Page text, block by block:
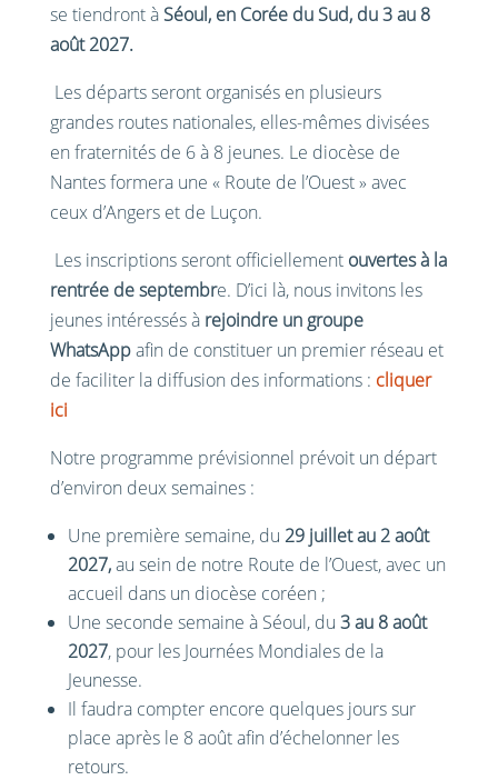
se tiendront àSéoul, en Corée du Sud, du 3 au 8
août 2027.
Les départs seront organisés en plusieurs
grandes routes nationales, elles-mêmes divisées
en fraternités de 6 à 8 jeunes. Le diocèse de
Nantes formera une « Route de l’Ouest » avec
ceux d’Angers et de Luçon.
Les inscriptions seront officiellement ouvertes à la
rentrée de septembre. D’ici là, nous invitons les
jeunes intéressés à rejoindre un groupe
WhatsAppafin de constituer un premier réseau et
de faciliter la diffusion des informations : cliquer
ici
Notre programme prévisionnel prévoit un départ
d’environ deux semaines :
Une première semaine, du 29 juillet au 2 août
2027,au sein de notre Route de l’Ouest, avec un
accueil dans un diocèse coréen ;
Une seconde semaine à Séoul, du 3 au 8 août
2027, pour les Journées Mondiales de la
Jeunesse.
Il faudra compter encore quelques jours sur
place après le 8 août afin d’échelonner les
retours.